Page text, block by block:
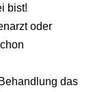
bist!
oder
das